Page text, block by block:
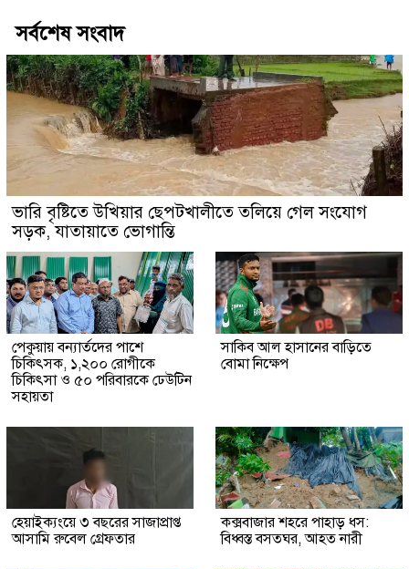
সর্বশেষ সংবাদ
ভারি বৃষ্টিতে উখিয়ার ছেপটখালীতে তলিয়ে গেল সংযোগ
সড়ক, যাতায়াতে ভোগান্তি
পেকুয়ায় বন্যার্তদের পাশে
চিকিৎসক, ১,২০০ রোগীকে
চিকিৎসা ও ৫০ পরিবারকে ঢেউটিন
সহায়তা
সাকিব আল হাসানের বাড়িতে
বোমা নিক্ষেপ
হেয়াইক্যংয়ে ৩ বছরের সাজাপ্রাপ্ত
আসামি রুবেল গ্রেফতার
কক্সবাজার শহরে পাহাড় ধস:
বিধ্বস্ত বসতঘর, আহত নারী